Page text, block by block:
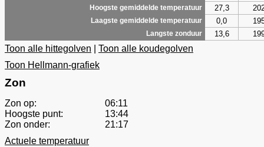
Hoogste gemiddelde temperatuur 27,3
Laagste gemiddelde temperatuur 0,0
Langste zonduur 13,6
Toon alle hittegolven
Toon alle koudegolven
Toon Hellmann-grafiek
Zon
Zon op:
06:11
Hoogste punt:
13:44
Zon onder:
21:17
Actuele temperatuur